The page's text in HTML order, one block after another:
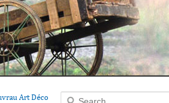
Art Déco
Search